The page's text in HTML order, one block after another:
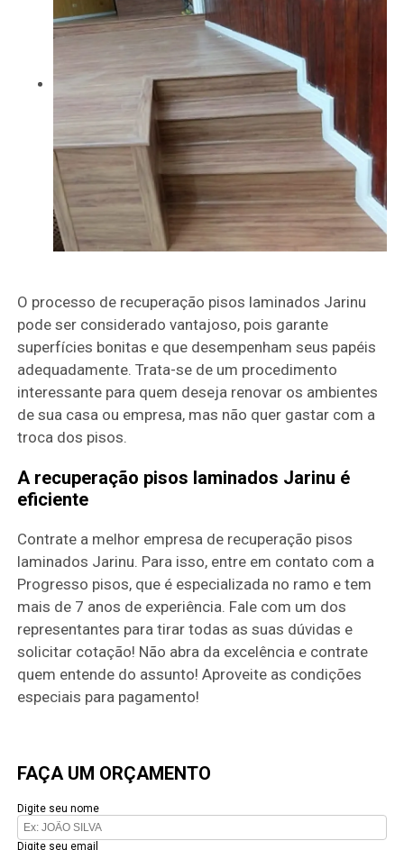
O processo de recuperação pisos laminados Jarinu
pode ser considerado vantajoso, pois garante
superfícies bonitas e que desempenham seus papéis
adequadamente. Trata-se de um procedimento
interessante para quem deseja renovar os ambientes
de sua casa ou empresa, mas não quer gastar com a
troca dos pisos.
A recuperação pisos laminados Jarinu é
eficiente
Contrate a melhor empresa de recuperação pisos
laminados Jarinu. Para isso, entre em contato com a
Progresso pisos, que é especializada no ramo e tem
mais de 7 anos de experiência. Fale com um dos
representantes para tirar todas as suas dúvidas e
solicitar cotação! Não abra da excelência e contrate
quem entende do assunto! Aproveite as condições
especiais para pagamento!
FAÇA UM ORÇAMENTO
Digite seu nome
Digite seu email